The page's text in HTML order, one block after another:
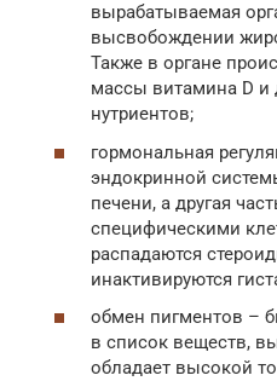
вырабатываемая
высвобождении
Также в органе
массы витамина D и
нутриентов;
гормональная
эндокринной
печени, а другая
специфическими
распадаются
инактивируются
обмен пигментов –
в список веществ,
обладает высокой